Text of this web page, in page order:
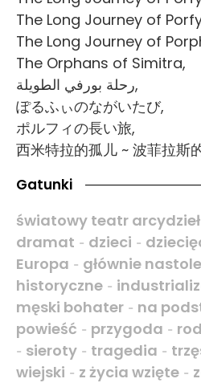
The Long Journey of
The Long Journey of
The Orphans of Simitra,
رحلة بورفي الطويلة,
ぽるふぃのながいたび,
ポルフィの長い旅,
西米特拉的孤儿 ~ 波菲拉斯
Gatunki
światowy teatr arcydzieł
dramat - dzieci -
Europa - głównie
historyczne -
męski bohater - na
powieść - przygoda -
- sieroty - tragedia -
wiejski - z życia wzięte -